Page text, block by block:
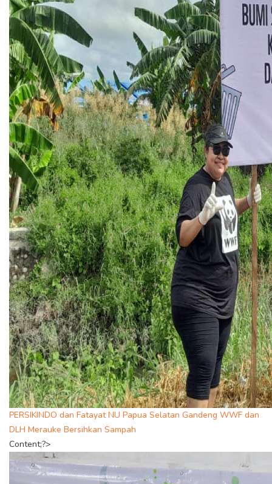
PERSIKINDO dan Fatayat NU Papua Selatan Gandeng WWF dan
DLH Merauke Bersihkan Sampah
Content;?>